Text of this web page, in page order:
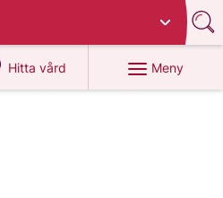
Hitta vård
på 1177.se
Meny